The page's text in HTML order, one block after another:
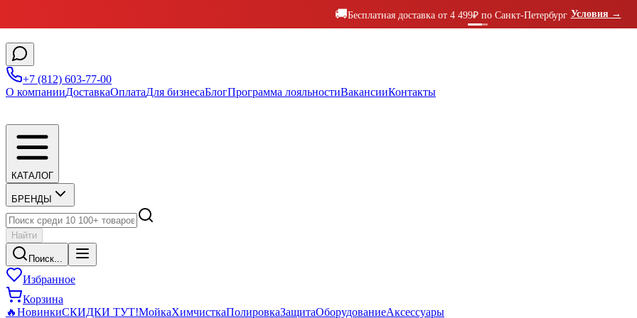
🚚Бесплатная доставка от 4 499₽ по Санкт-Петербург Условия →
+7 (812) 603-77-00
О компанииДоставкаОплатаДля бизнесаБлогПрограмма лояльностиВакансииКонтакты
КАТАЛОГ
БРЕНДЫ
Найти
Поиск...
Избранное
Корзина
🔥НовинкиСКИДКИ ТУТ!МойкаХимчисткаПолировкаЗащитаОборудованиеАксессуары